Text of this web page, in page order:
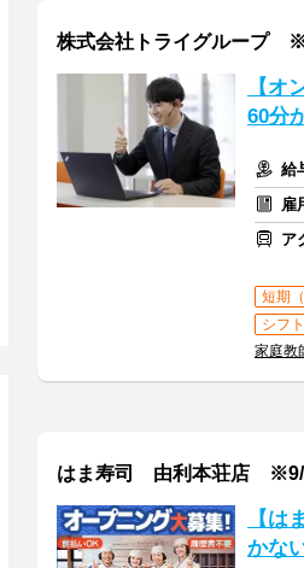
株式会社トライグループ
【
60分
給
雇
ア
短期
シフ
家庭教
はま寿司 由利本荘店 ※9/
【は
かな